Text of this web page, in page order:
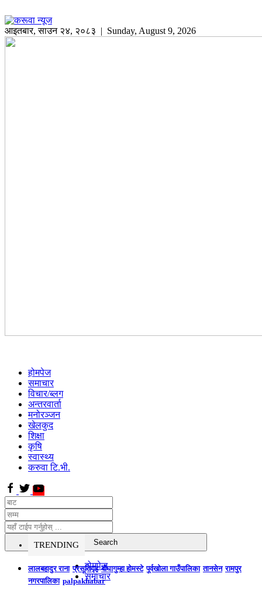
आइतबार,साउन २४, २०८३ | Sunday, August 9, 2026
होमपेज
समाचार
विचार/ब्लग
अन्तरवार्ता
मनोरञ्जन
खेलकुद
शिक्षा
कृषि
स्वास्थ्य
करुवा टि.भी.
TRENDING
लालबहादुर राना प्रसूतिगृह बौघागुम्हा होमस्टे पूर्वखोला गाउँपालिका तानसेन रामपुर
नगरपालिका palpakhabar
होमपेज
समाचार